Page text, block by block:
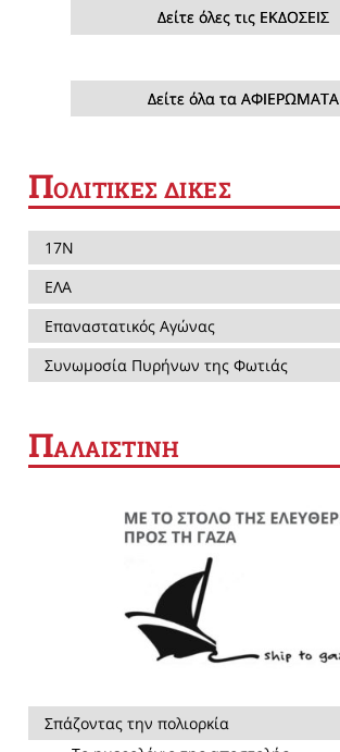
Δείτε όλες τις ΕΚΔΟΣΕΙΣ
Δείτε όλα τα ΑΦΙΕΡΩΜΑΤΑ
ΠΟΛΙΤΙΚΕΣ ΔΙΚΕΣ
17Ν
ΕΛΑ
Επαναστατικός Αγώνας
Συνωμοσία Πυρήνων της Φωτιάς
ΠΑΛΑΙΣΤΙΝΗ
Σπάζοντας την πολιορκία